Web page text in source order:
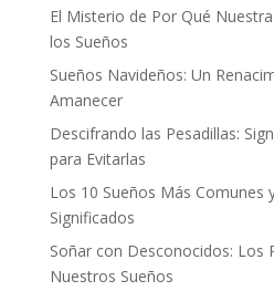
El Misterio de Por Qué
los Sueños
Sueños Navideños: Un
Amanecer
Descifrando las Pesadillas:
para Evitarlas
Los 10 Sueños Más Comunes
Significados
Soñar con Desconocidos: Los
Nuestros Sueños